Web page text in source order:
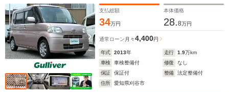
支払総額
34万円
本体価格
28.8万円
通常ローン 月々4,400円
年式 2013年 走行 1.9万km
車検
車検整備付 修復
なし
保証
保証付 整備
法定整備付
住所
愛知県刈谷市